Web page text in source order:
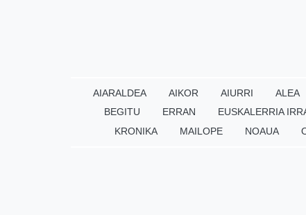
AIARALDEA AIKOR AIURRI ALEA
BEGITU
ERRAN EUSKALERRIA
KRONIKA
MAILOPE NOAUA